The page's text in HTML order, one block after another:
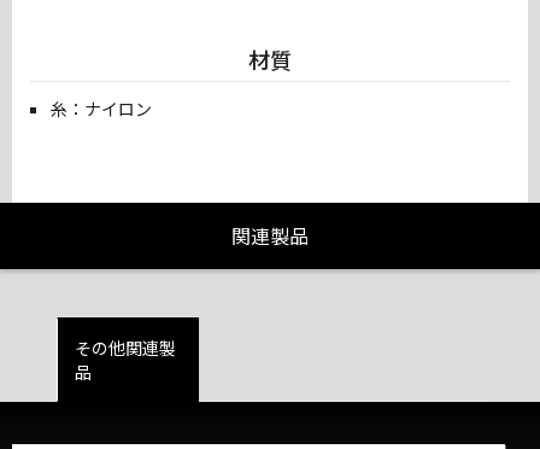
材質
糸：ナイロン
関連製品
その他関連製
品